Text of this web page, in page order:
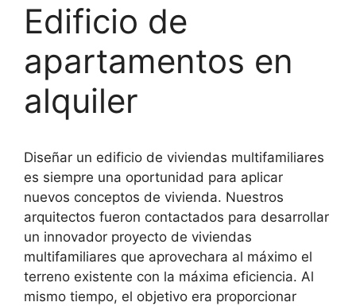
Edificio de
apartamentos en
alquiler
Diseñar un edificio de viviendas multifamiliares
es siempre una oportunidad para aplicar
nuevos conceptos de vivienda. Nuestros
arquitectos fueron contactados para desarrollar
un innovador proyecto de viviendas
multifamiliares que aprovechara al máximo el
terreno existente con la máxima eficiencia. Al
mismo tiempo, el objetivo era proporcionar